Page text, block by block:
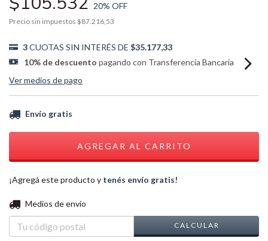
20% OFF
Precio sin impuestos $87.216,53
3CUOTAS SIN INTERÉS DE $35.177,33
10% de descuento pagando con Transferencia Bancaria
Ver medios de pago
Envío gratis
¡Agregá este producto y tenés envío gratis!
Entregas para el CP:
Medios de envío
CALCULAR